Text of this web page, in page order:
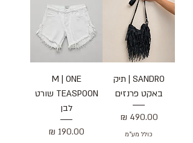
SANDRO | תיק
באקט פרנזים
מחיר
כולל מע״מ
M | ONE
TEASPOON שורט
לבן
מחיר